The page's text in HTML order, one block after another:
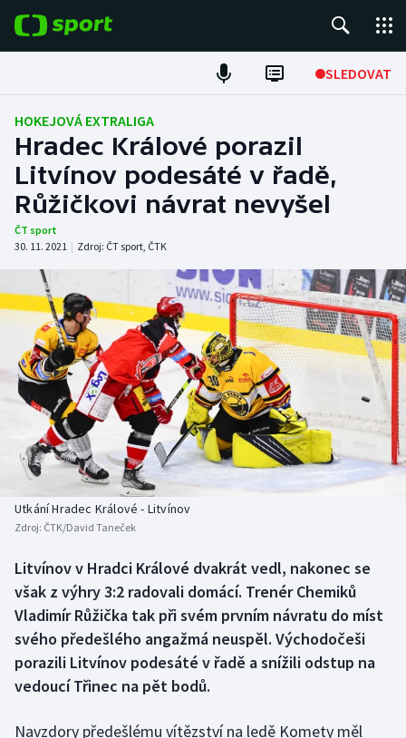
SLEDOVAT
Fotbal
Hokej
Tenis
Atletika
Cyklistika
DALŠÍ SPORTY
Americký fotbal
Baseball a softbal
Basketbal
Biatlon
Box
Curling
Dostihy
Florbal
NEPŘEHLÉDNĚTE
Soutěže
Historické návraty
Aplikace ČT sport
HOKEJOVÁ EXTRALIGA
Hradec Králové porazil
Litvínov podesáté v řadě,
Růžičkovi návrat nevyšel
ČT sport
30. 11. 2021 | Zdroj: ČT sport, ČTK
Utkání Hradec Králové - Litvínov
Zdroj: ČTK/David Taneček
Litvínov v Hradci Králové dvakrát vedl, nakonec se
však z výhry 3:2 radovali domácí. Trenér Chemiků
Vladimír Růžička tak při svém prvním návratu do míst
svého předešlého angažmá neuspěl. Východočeši
porazili Litvínov podesáté v řadě a snížili odstup na
vedoucí Třinec na pět bodů.
Navzdory předešlému vítězství na ledě Komety měl